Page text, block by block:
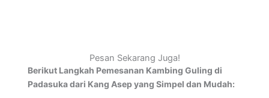
Pesan Sekarang Juga!
Berikut Langkah Pemesanan Kambing Guling di
Padasuka dari Kang Asep yang Simpel dan Mudah: